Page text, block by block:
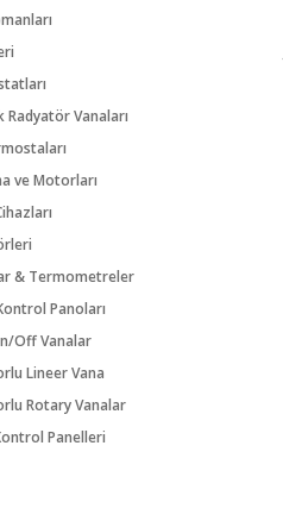
Vanaları
ve Motorları
& Termometreler
Panoları
Off Vanalar
Lineer Vana
Rotary Vanalar
Panelleri